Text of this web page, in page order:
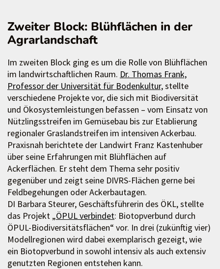
Zweiter Block: Blühflächen in der
Agrarlandschaft
Im zweiten Block ging es um die Rolle von Blühflächen
im landwirtschaftlichen Raum. Dr. Thomas Frank,
Professor der Universität für Bodenkultur,stellte
verschiedene Projekte vor, die sich mit Biodiversität
und Ökosystemleistungen befassen – vom Einsatz von
Nützlingsstreifen im Gemüsebau bis zur Etablierung
regionaler Graslandstreifen im intensiven Ackerbau.
Praxisnah berichtete der Landwirt Franz Kastenhuber
über seine Erfahrungen mit Blühflächen auf
Ackerflächen. Er steht dem Thema sehr positiv
gegenüber und zeigt seine DIVRS-Flächen gerne bei
Feldbegehungen oder Ackerbautagen.
DI Barbara Steurer, Geschäftsführerin des ÖKL, stellte
das Projekt „ÖPUL verbindet: Biotopverbund durch
ÖPUL-Biodiversitätsflächen“ vor. In drei (zukünftig vier)
Modellregionen wird dabei exemplarisch gezeigt, wie
ein Biotopverbund in sowohl intensiv als auch extensiv
genutzten Regionen entstehen kann.